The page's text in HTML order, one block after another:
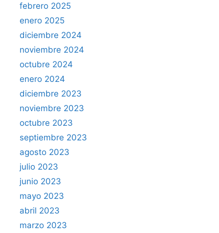
febrero 2025
enero 2025
diciembre 2024
noviembre 2024
octubre 2024
enero 2024
diciembre 2023
noviembre 2023
octubre 2023
septiembre 2023
agosto 2023
julio 2023
junio 2023
mayo 2023
abril 2023
marzo 2023